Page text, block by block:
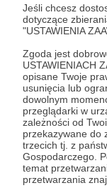
Jeśli chcesz
dotyczące
"USTAWIENIA
Zgoda jest
USTAWIENIACH
opisane Twoje
usunięcia lub
dowolnym
przeglądarki w
zależności od
przekazywane do
trzecich tj. z
Gospodarczego.
temat
przetwarzania
Przy budowie
znaleziono weki
przed II Wojną
Niemiec poddał